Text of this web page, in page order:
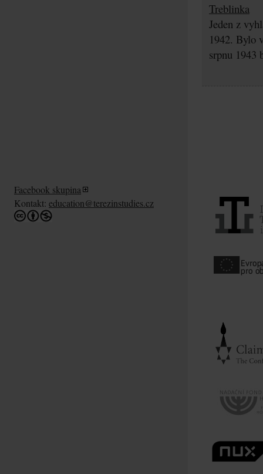
Treblinka
Jeden z
1942. Bylo
srpnu 1943
Facebook skupina
Kontakt: education@terezinstudies.cz